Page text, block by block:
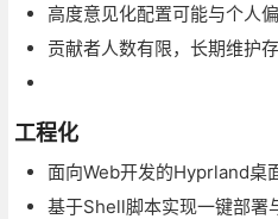
高度意见化配置可能与个人
贡献者人数有限，长期维护
工程化
面向Web开发的Hyprland桌
基于Shell脚本实现一键部署